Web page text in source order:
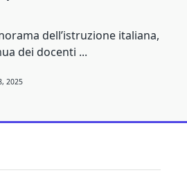
dell’istruzione italiana,
dei docenti ...
2025